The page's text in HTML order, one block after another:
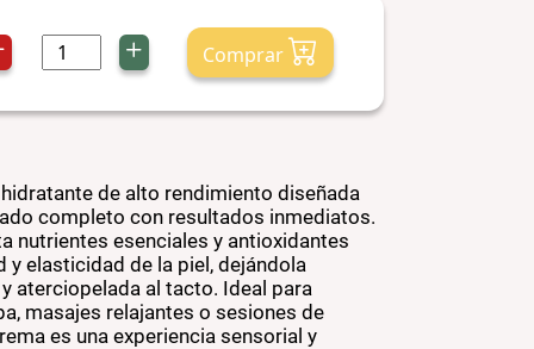
Comprar
de alto rendimiento diseñada
completo con resultados inmediatos.
nutrientes esenciales y antioxidantes
y elasticidad de la piel, dejándola
aterciopelada al tacto. Ideal para
masajes relajantes o sesiones de
es una experiencia sensorial y